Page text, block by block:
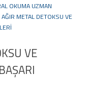
OKUMA UZMAN
AĞIR METAL DETOKSU VE
VE